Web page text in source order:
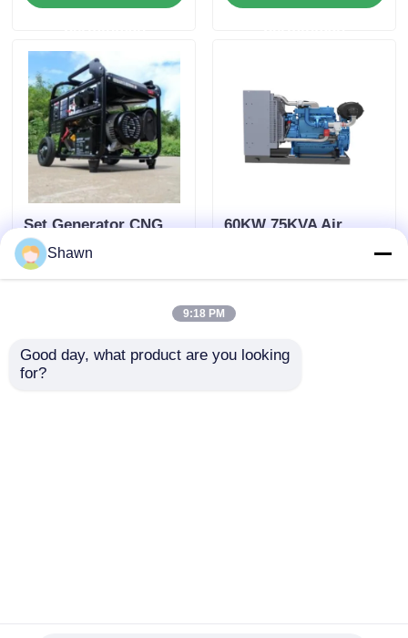
Set Generator CNG
Bahan Bakar Ganda
5kw 6kw 7kw 8kw
permintaan
60KW 75KVA Air
permintaan
Shawn
9:18 PM
Good day, what product are you looking
for?